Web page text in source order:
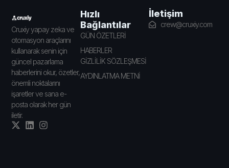
Cruxiy yapay zeka ve
otomasyon araçlarını
kullanarak senin için
güncel pazarlama
haberlerini okur, özetler,
önemli noktalarını
işaretler ve sana e-
posta olarak her gün
iletir.
Hızlı
Bağlantılar
GÜN ÖZETLERİ
HABERLER
GİZLİLİK SÖZLEŞMESİ
AYDINLATMA METNİ
İletişim
crew@cruxiy.com